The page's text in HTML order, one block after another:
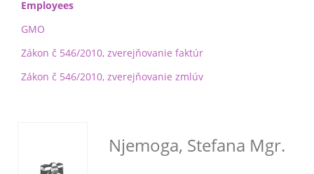
Employees
GMO
Zákon č 546/2010, zverejňovanie faktúr
Zákon č 546/2010, zverejňovanie zmlúv
Njemoga, Stefana Mgr.